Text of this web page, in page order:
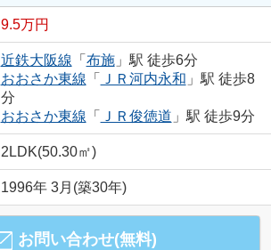
9.5万円
近鉄大阪線 「 布施」駅 徒歩6分
おおさか東線 「 ＪＲ河内永和 」駅 徒歩8
分
おおさか東線 「 ＪＲ俊徳道 」駅 徒歩9分
2LDK(50.30㎡)
1996年 3月(築30年)
お問い合わせ(無料)